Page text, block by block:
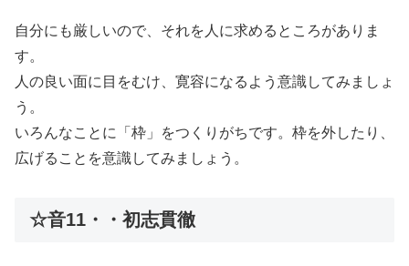
自分にも厳しいので、それを人に求めるところがありま
す。
人の良い面に目をむけ、寛容になるよう意識してみましょ
う。
いろんなことに「枠」をつくりがちです。枠を外したり、
広げることを意識してみましょう。
☆音11・・初志貫徹